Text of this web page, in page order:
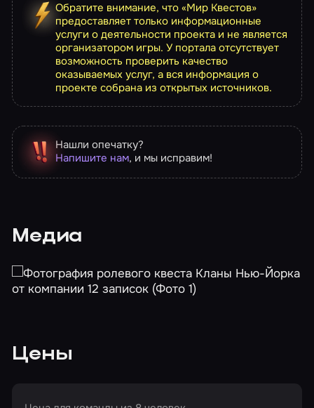
Обратите внимание, что «Мир Квестов»
предоставляет только информационные
услуги о деятельности проекта и не является
организатором игры. У портала отсутствует
возможность проверить качество
оказываемых услуг, а вся информация о
проекте собрана из открытых источников.
Нашли опечатку?
Напишите нам, и мы исправим!
Медиа
Цены